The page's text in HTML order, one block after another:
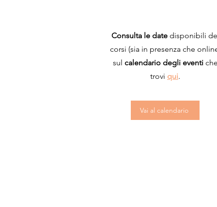
Consulta le datedisponibili
corsi (sia in presenza che
sul calendario degli eventiche
trovi qui.
Vai al calendario